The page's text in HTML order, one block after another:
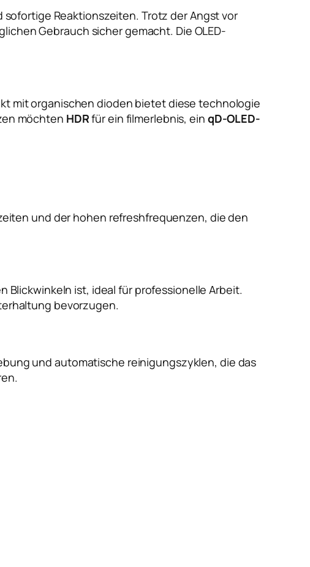
Reaktionszeiten. Trotz der Angst vor
Gebrauch sicher gemacht. Die OLED-
mit organischen dioden bietet diese technologie
möchten HDRfür ein filmerlebnis, ein qD-OLED-
und der hohen refreshfrequenzen, die den
Blickwinkeln ist, ideal für professionelle Arbeit.
bevorzugen.
und automatische reinigungszyklen, die das